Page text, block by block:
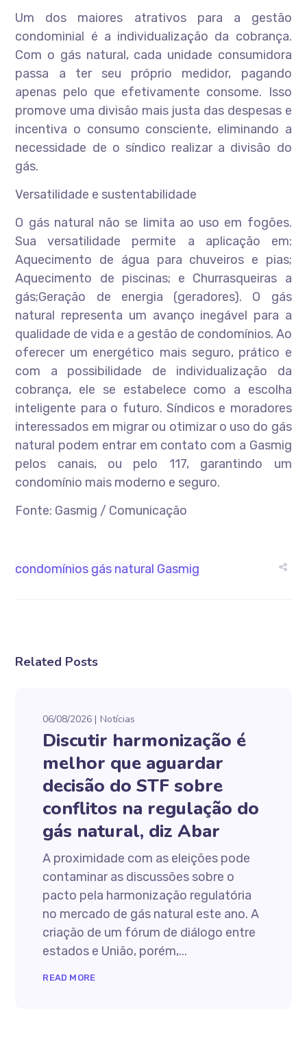
Um dos maiores atrativos para a gestão
condominial é a individualização da cobrança.
Com o gás natural, cada unidade consumidora
passa a ter seu próprio medidor, pagando
apenas pelo que efetivamente consome. Isso
promove uma divisão mais justa das despesas e
incentiva o consumo consciente, eliminando a
necessidade de o síndico realizar a divisão do
gás.
Versatilidade e sustentabilidade
O gás natural não se limita ao uso em fogões.
Sua versatilidade permite a aplicação em:
Aquecimento de água para chuveiros e pias;
Aquecimento de piscinas; e Churrasqueiras a
gás;Geração de energia (geradores). O gás
natural representa um avanço inegável para a
qualidade de vida e a gestão de condomínios. Ao
oferecer um energético mais seguro, prático e
com a possibilidade de individualização da
cobrança, ele se estabelece como a escolha
inteligente para o futuro. Síndicos e moradores
interessados em migrar ou otimizar o uso do gás
natural podem entrar em contato com a Gasmig
pelos canais, ou pelo 117, garantindo um
condomínio mais moderno e seguro.
Fonte: Gasmig / Comunicação
condomínios gás natural Gasmig
Related Posts
06/08/2026 Notícias
Discutir harmonização é
melhor que aguardar
decisão do STF sobre
conflitos na regulação do
gás natural, diz Abar
A proximidade com as eleições pode
contaminar as discussões sobre o
pacto pela harmonização regulatória
no mercado de gás natural este ano. A
criação de um fórum de diálogo entre
estados e União, porém,...
READ MORE